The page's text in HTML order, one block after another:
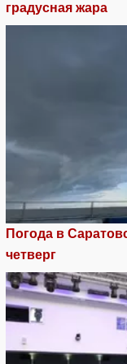
градусная жара
Погода в
четверг